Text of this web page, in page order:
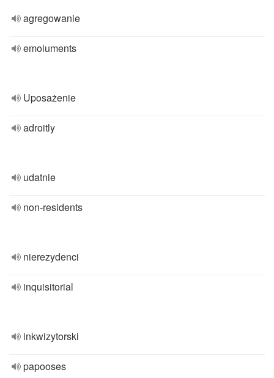
agregowanie
emoluments
Uposażenie
adroitly
udatnie
non-residents
nierezydenci
inquisitorial
inkwizytorski
papooses